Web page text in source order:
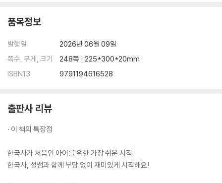
41강 연필로 일제에 저항한 윤동주
Ⅵ 현대
43강 우리 민족의 비극 6.25 전쟁
44강 영토와 가족을 갈라놓은 6.25 전쟁
46강 우리나라의 경제 발전을 이끈 산업화
47강 광주의 참혹했던 봄날 5.18 민주화 운동
48강 헌법을 바꾼 6월 민주 항쟁
50강 독립운동의 정신을 이어받은 역사 바로 세우기
51강 통일을 위한 첫걸음 제1차 남북 정상 회담
품목정보
발행일
2026년 06월 09일
쪽수, 무게, 크기
248쪽 | 225*300*20mm
ISBN13
9791194616528
출판사 리뷰
· 이 책의 특장점
한국사가 처음인 아이를 위한 가장 쉬운 시작
한국사, 설쌤과 함께 부담 없이 재미있게 시작해요!